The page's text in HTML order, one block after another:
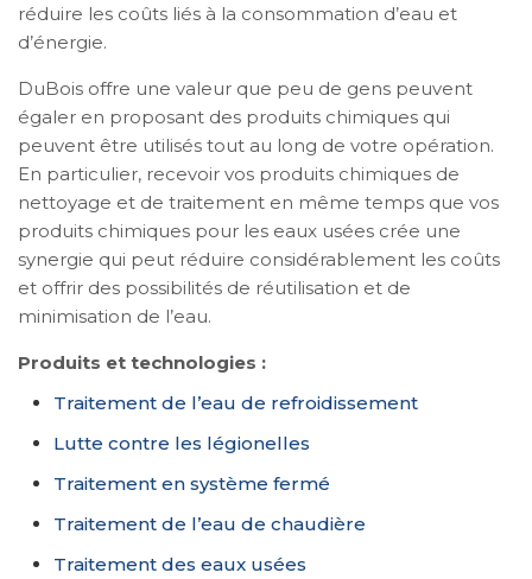
réduire les coûts liés à la consommation d’eau et
d’énergie.
DuBois offre une valeur que peu de gens peuvent
égaler en proposant des produits chimiques qui
peuvent être utilisés tout au long de votre opération.
En particulier, recevoir vos produits chimiques de
nettoyage et de traitement en même temps que vos
produits chimiques pour les eaux usées crée une
synergie qui peut réduire considérablement les coûts
et offrir des possibilités de réutilisation et de
minimisation de l’eau.
Produits et technologies :
Traitement de l’eau de refroidissement
Lutte contre les légionelles
Traitement en système fermé
Traitement de l’eau de chaudière
Traitement des eaux usées